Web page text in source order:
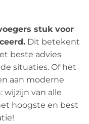
stuk voor
Dit betekent
beste advies
situaties. Of het
aan moderne
van alle
hoogste en best